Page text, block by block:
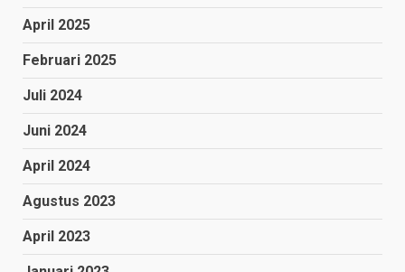
April 2025
Februari 2025
Juli 2024
Juni 2024
April 2024
Agustus 2023
April 2023